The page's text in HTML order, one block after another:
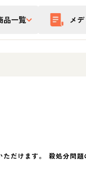
品一覧 メ
だけます。 殺処分問